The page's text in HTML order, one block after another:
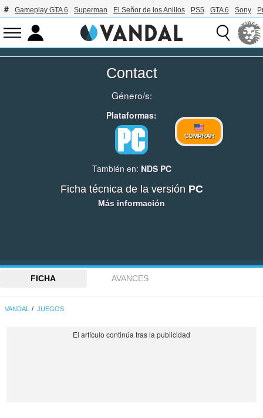
Gameplay GTA 6 Superman El Señor de los Anillos PS5 GTA 6 Sony
Contact
Género/s:
Plataformas:
COMPRAR
También en: NDS PC
Ficha técnica de la versión PC
Más información
FICHA AVANCES
VANDAL JUEGOS